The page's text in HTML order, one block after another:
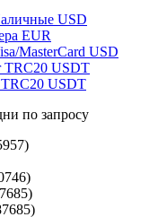
USD
EUR
MasterCard USD
USDT
USDT
по запросу